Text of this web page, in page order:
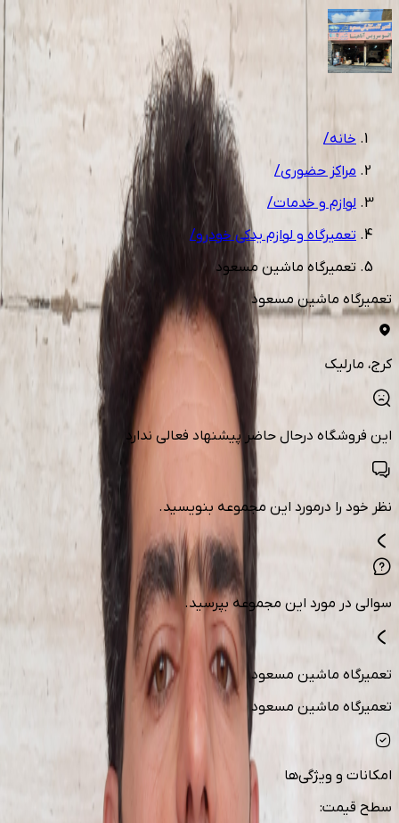
1/1
خانه/
مراکز حضوری/
لوازم و خدمات/
تعمیرگاه و لوازم یدکی خودرو/
تعمیرگاه ماشین مسعود
تعمیرگاه ماشین مسعود
کرج، مارلیک
این فروشگاه درحال حاضر پیشنهاد فعالی ندارد
نظر خود را درمورد این مجموعه بنویسید.
سوالی در مورد این مجموعه بپرسید.
تعمیرگاه ماشین مسعود
تعمیرگاه ماشین مسعود
امکانات و ویژگی‌ها
سطح قیمت: